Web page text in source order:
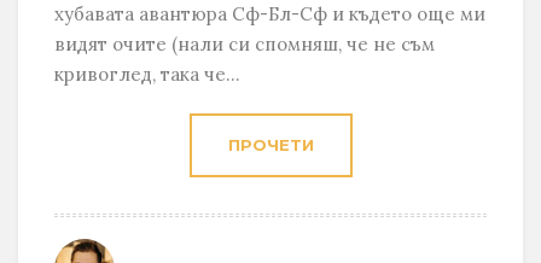
хубавата авантюра Сф-Бл-Сф и където още ми
видят очите (нали си спомняш, че не съм
кривоглед, така че...
ПРОЧЕТИ